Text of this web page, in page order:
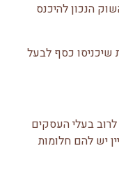
הנכון להיכנס
כסף לבעל
בעלי העסקים
יש להם חלומות